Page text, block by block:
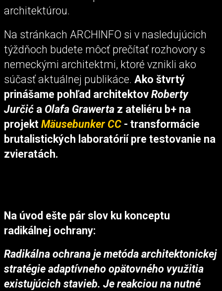
architektúrou.
Na stránkach ARCHINFO si v nasledujúcich
týždňoch budete môcť prečítať rozhovory s
nemeckými architektmi, ktoré vznikli ako
súčasť aktuálnej publikáce. Ako štvrtý
prinášame pohľad architektov Roberty
Jurčić a Olafa Grawerta z ateliéru b+ na
projekt Mäusebunker CC - transformácie
brutalistických laboratórií pre testovanie na
zvieratách.
Na úvod ešte pár slov ku konceptu
radikálnej ochrany:
Radikálna ochrana je metóda architektonickej
stratégie adaptívneho opätovného využitia
existujúcich stavieb. Je reakciou na nutné